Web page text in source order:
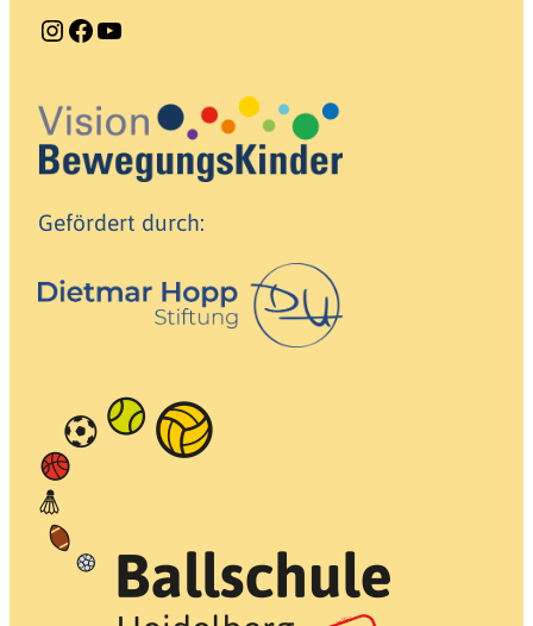
Instagram Facebook YouTube
Gefördert durch: